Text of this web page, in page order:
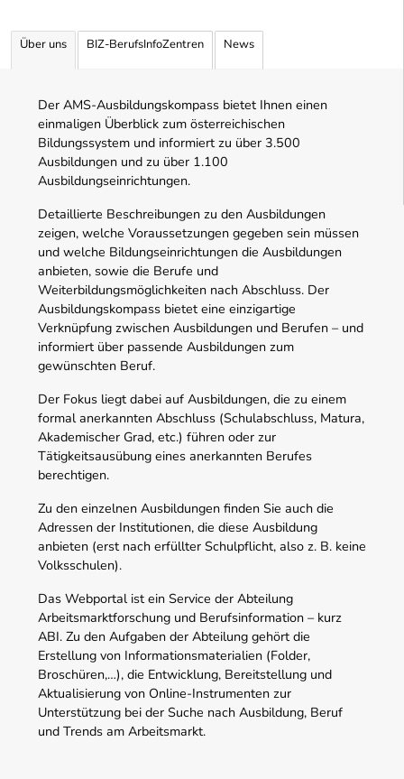
Über uns BIZ-BerufsInfoZentren News
Der AMS-Ausbildungskompass bietet Ihnen einen
einmaligen Überblick zum österreichischen
Bildungssystem und informiert zu über 3.500
Ausbildungen und zu über 1.100
Ausbildungseinrichtungen.
Detaillierte Beschreibungen zu den Ausbildungen
zeigen, welche Voraussetzungen gegeben sein müssen
und welche Bildungseinrichtungen die Ausbildungen
anbieten, sowie die Berufe und
Weiterbildungsmöglichkeiten nach Abschluss. Der
Ausbildungskompass bietet eine einzigartige
Verknüpfung zwischen Ausbildungen und Berufen – und
informiert über passende Ausbildungen zum
gewünschten Beruf.
Der Fokus liegt dabei auf Ausbildungen, die zu einem
formal anerkannten Abschluss (Schulabschluss, Matura,
Akademischer Grad, etc.) führen oder zur
Tätigkeitsausübung eines anerkannten Berufes
berechtigen.
Zu den einzelnen Ausbildungen finden Sie auch die
Adressen der Institutionen, die diese Ausbildung
anbieten (erst nach erfüllter Schulpflicht, also z. B. keine
Volksschulen).
Das Webportal ist ein Service der Abteilung
Arbeitsmarktforschung und Berufsinformation – kurz
ABI. Zu den Aufgaben der Abteilung gehört die
Erstellung von Informationsmaterialien (Folder,
Broschüren,…), die Entwicklung, Bereitstellung und
Aktualisierung von Online-Instrumenten zur
Unterstützung bei der Suche nach Ausbildung, Beruf
und Trends am Arbeitsmarkt.